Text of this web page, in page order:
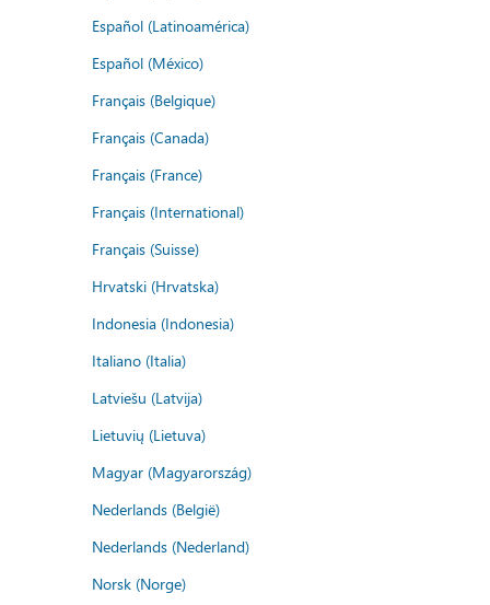
Español (Latinoamérica)
Español (México)
Français (Belgique)
Français (Canada)
Français (France)
Français (International)
Français (Suisse)
Hrvatski (Hrvatska)
Indonesia (Indonesia)
Italiano (Italia)
Latviešu (Latvija)
Lietuvių (Lietuva)
Magyar (Magyarország)
Nederlands (België)
Nederlands (Nederland)
Norsk (Norge)